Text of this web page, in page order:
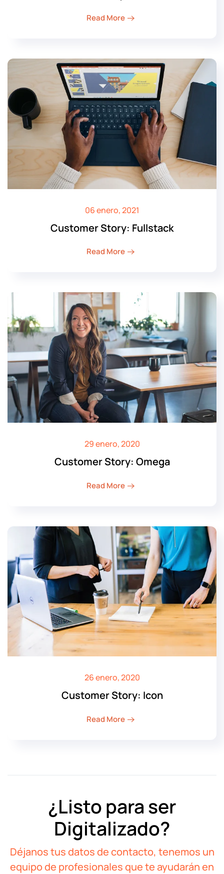
Read More
06 enero, 2021
Customer Story: Fullstack
Read More
29 enero, 2020
Customer Story: Omega
Read More
26 enero, 2020
Customer Story: Icon
Read More
¿Listo para ser
Digitalizado?
Déjanos tus datos de contacto, tenemos un
equipo de profesionales que te ayudarán en